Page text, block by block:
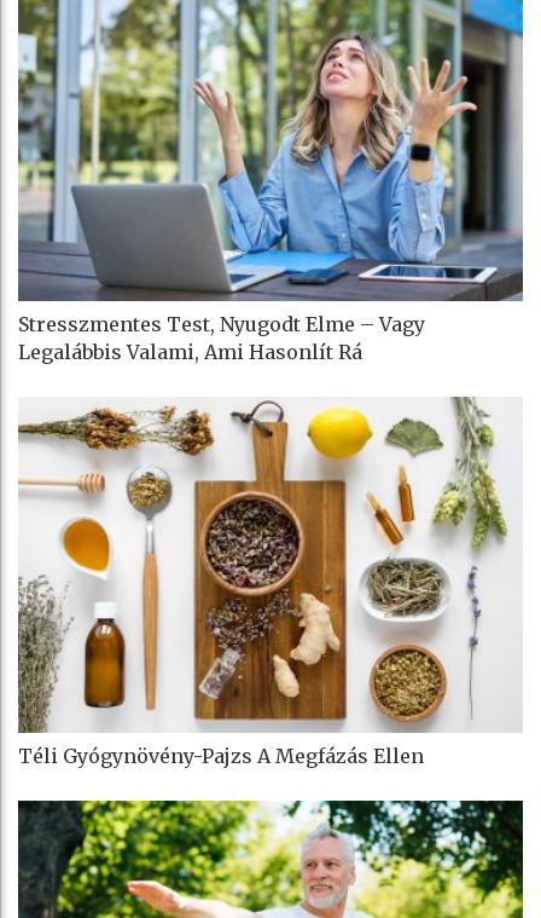
Stresszmentes Test, Nyugodt Elme – Vagy
Legalábbis Valami, Ami Hasonlít Rá
Téli Gyógynövény-Pajzs A Megfázás Ellen